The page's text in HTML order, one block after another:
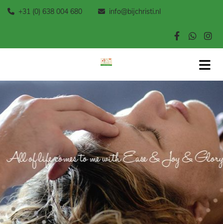
 +31 (0) 638 004 680  info@bijchristi.nl